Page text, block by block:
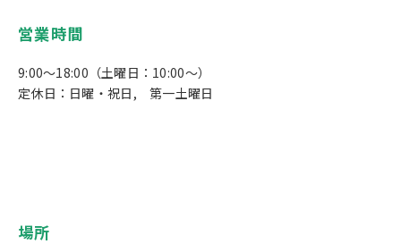
営業時間
9:00～18:00（土曜日：10:00～）
定休日：日曜・祝日, 第一土曜日
場所